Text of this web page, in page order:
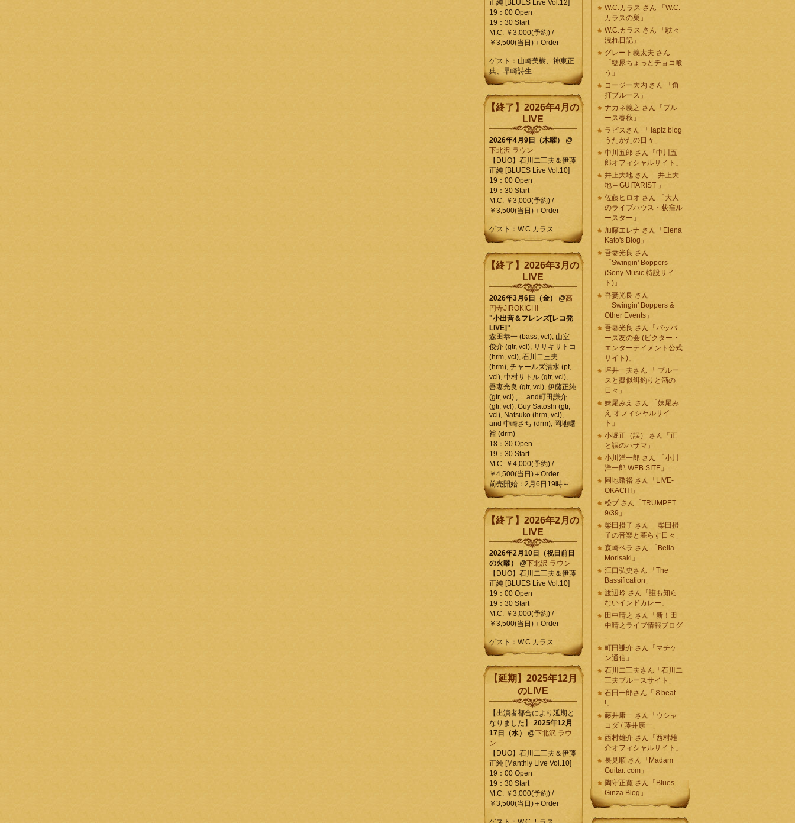
正純 [BLUES Live Vol.12]
19：00 Open
19：30 Start
M.C. ￥3,000(予約) /
￥3,500(当日)＋Order
ゲスト：山崎美樹、神東正
典、早崎詩生
【終了】2026年4月の
LIVE
2026年4月9日（木曜）
@
下北沢 ラウン
【DUO】石川二三夫＆伊藤
正純 [BLUES Live Vol.10]
19：00 Open
19：30 Start
M.C. ￥3,000(予約) /
￥3,500(当日)＋Order
ゲスト：W.C.カラス
【終了】2026年3月の
LIVE
2026年3月6日（金） @高
円寺JIROKICHI
"小出斉＆フレンズ[レコ発
LIVE]"
森田恭一 (bass, vcl), 山室
俊介 (gtr, vcl), ササキサトコ
(hrm, vcl), 石川二三夫
(hrm), チャールズ清水 (pf,
vcl), 中村サトル (gtr, vcl),
吾妻光良 (gtr, vcl), 伊藤正純
(gtr, vcl) , and町田謙介
(gtr, vcl), Guy Satoshi (gtr,
vcl), Natsuko (hrm, vcl),
and 中崎さち (drm), 岡地曙
裕 (drm)
18：30 Open
19：30 Start
M.C. ￥4,000(予約) /
￥4,500(当日)＋Order
前売開始：2月6日19時～
【終了】2026年2月の
LIVE
2026年2月10日（祝日前日
の火曜）
@下北沢 ラウン
【DUO】石川二三夫＆伊藤
正純 [BLUES Live Vol.10]
19：00 Open
19：30 Start
M.C. ￥3,000(予約) /
￥3,500(当日)＋Order
ゲスト：W.C.カラス
【延期】2025年12月
のLIVE
【出演者都合により延期と
なりました】 2025年12月
17日（水）
@下北沢 ラウ
ン
【DUO】石川二三夫＆伊藤
正純 [Manthly Live Vol.10]
19：00 Open
19：30 Start
M.C. ￥3,000(予約) /
￥3,500(当日)＋Order
W.C.カラス さん 「W.C.
カラスの巣」
W.C.カラス さん 「駄々
洩れ日記」
グレート義太夫 さん
「糖尿ちょっとチョコ喰
う」
コージー大内 さん 「角
打ブルース」
ナカネ義之 さん「ブル
ース春秋」
ラピスさん 「 lapiz blog
うたかたの日々」
中川五郎 さん「中川五
郎オフィシャルサイト」
井上大地 さん 「井上大
地 – GUITARIST 」
佐藤ヒロオ さん 「大人
のライブハウス・荻窪ル
ースター」
加藤エレナ さん「Elena
Kato's Blog」
吾妻光良 さん
「Swingin' Boppers
(Sony Music 特設サイ
ト)」
吾妻光良 さん
「Swingin' Boppers &
Other Events」
吾妻光良 さん「バッパ
ーズ友の会 (ビクター・
エンターテイメント公式
サイト)」
坪井一夫さん 「 ブルー
スと擬似餌釣りと酒の
日々」
妹尾みえ さん 「妹尾み
え オフィシャルサイ
ト」
小堀正（誤） さん「正
と誤のハザマ」
小川洋一郎 さん 「小川
洋一郎 WEB SITE」
岡地曙裕 さん「LIVE-
OKACHI」
松ブ さん「TRUMPET
9/39」
柴田摂子 さん 「柴田摂
子の音楽と暮らす日々」
森崎ベラ さん 「Bella
Morisaki」
江口弘史さん 「The
Bassification」
渡辺玲 さん「誰も知ら
ないインドカレー」
田中晴之 さん「新！田
中晴之ライブ情報ブログ
」
町田謙介 さん「マチケ
ン通信」
石川二三夫さん「石川二
三夫ブルースサイト」
石田一郎さん「８beat
!」
藤井康一 さん「ウシャ
コダ / 藤井康一」
西村雄介 さん「西村雄
介オフィシャルサイト」
長見順 さん「Madam
Guitar. com」
陶守正寛 さん「Blues
Ginza Blog」